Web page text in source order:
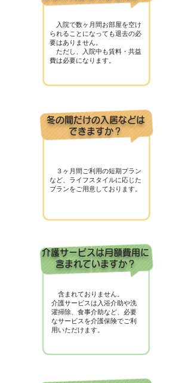
介護サービスは月額費用に
含まれていますか？
冬の間だけの入居などは
できますか？
含まれておりません。
介護サービスは入浴介助や洗
濯掃除、食事介助など、必要
なサービスを介護保険でご利
用いただけます。
入院で数ヶ月間お部屋を空け
られることになっても退去の必
要はありません。
ただし、入院中も賃料・共益
費は必要になります。
３ヶ月間ご利用の短期プラン
など、ライフスタイルに応じた
プランをご用意しております。